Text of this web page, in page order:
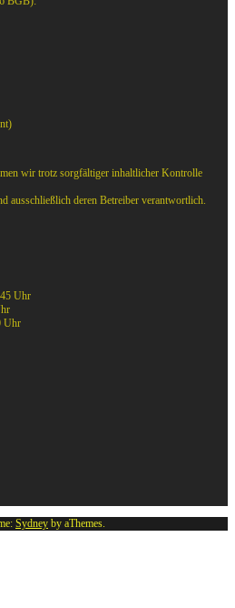
wir trotz sorgfältiger inhaltlicher Kontrolle
ausschließlich deren Betreiber verantwortlich.
Uhr
Uhr
Sydney by aThemes.